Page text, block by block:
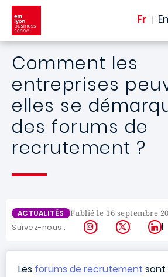
Aller au contenu principal
Fr En
Comment les
entreprises
elles se
des forums de
recrutement ?
ACTUALITÉS Publié le 16 septembre
Suivez-nous : Instagram
X
Les forums de recrutement sont